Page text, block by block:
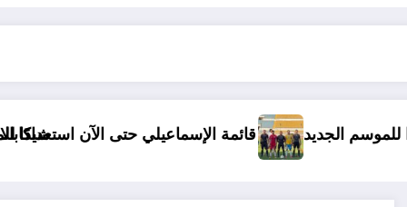
قائمة الإسماعيلي حتى الآن للموسم الجديد